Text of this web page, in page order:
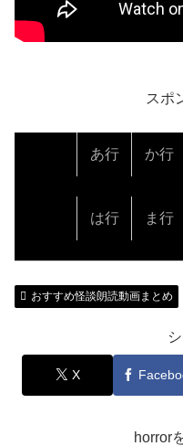
スポ
あ行 か行
は行 ま行
おすすめ怪談朗読動画まとめ
X
horror